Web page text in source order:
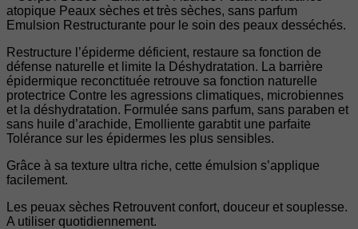
atopique Peaux sèches et très sèches, sans parfum
Emulsion Restructurante pour le soin des peaux desséchés.
Restructure l’épiderme déficient, restaure sa fonction de
défense naturelle et limite la Déshydratation. La barrière
épidermique reconctituée retrouve sa fonction naturelle
protectrice Contre les agressions climatiques, microbiennes
et la déshydratation. Formulée sans parfum, sans paraben et
sans huile d’arachide, Emolliente garabtit une parfaite
Tolérance sur les épidermes les plus sensibles.
Grâce à sa texture ultra riche, cette émulsion s’applique
facilement.
Les peuax sèches Retrouvent confort, douceur et souplesse.
A utiliser quotidiennement.